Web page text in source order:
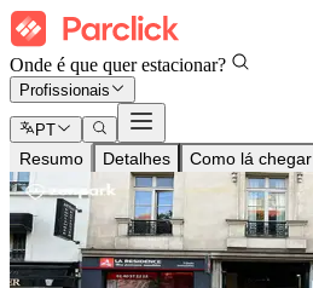
Onde é que quer estacionar?
Profissionais
PT
Resumo Detalhes Como lá chegar